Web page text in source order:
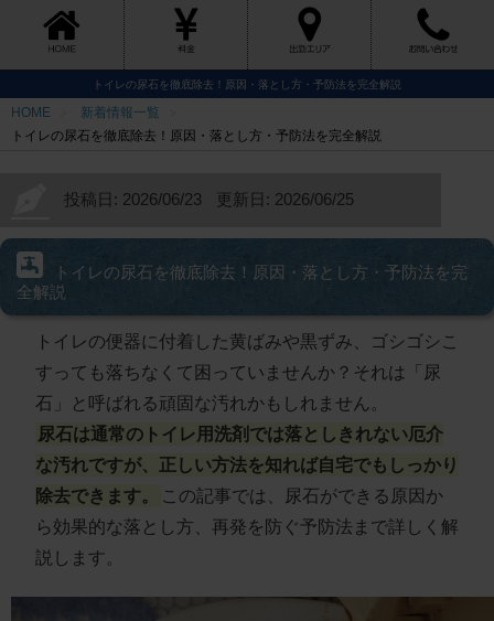
トイレの尿石を徹底除去！原因・落とし方・予防法を完全解説
HOME
新着情報一覧
トイレの尿石を徹底除去！原因・落とし方・予防法を完全解説
投稿日: 2026/06/23 更新日: 2026/06/25
トイレの尿石を徹底除去！原因・落とし方・予防法を完
全解説
トイレの便器に付着した黄ばみや黒ずみ、ゴシゴシこ
すっても落ちなくて困っていませんか？それは「尿
石」と呼ばれる頑固な汚れかもしれません。
尿石は通常のトイレ用洗剤では落としきれない厄介
な汚れですが、正しい方法を知れば自宅でもしっかり
除去できます。
この記事では、尿石ができる原因か
ら効果的な落とし方、再発を防ぐ予防法まで詳しく解
説します。